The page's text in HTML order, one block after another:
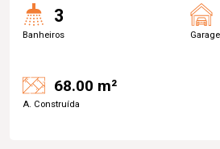
3
Banheiros
68.00 m²
A. Construída